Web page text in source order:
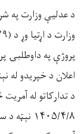
د عدليې وزارت په
پروژې په داوطلبۍ
د تدارکاتو له